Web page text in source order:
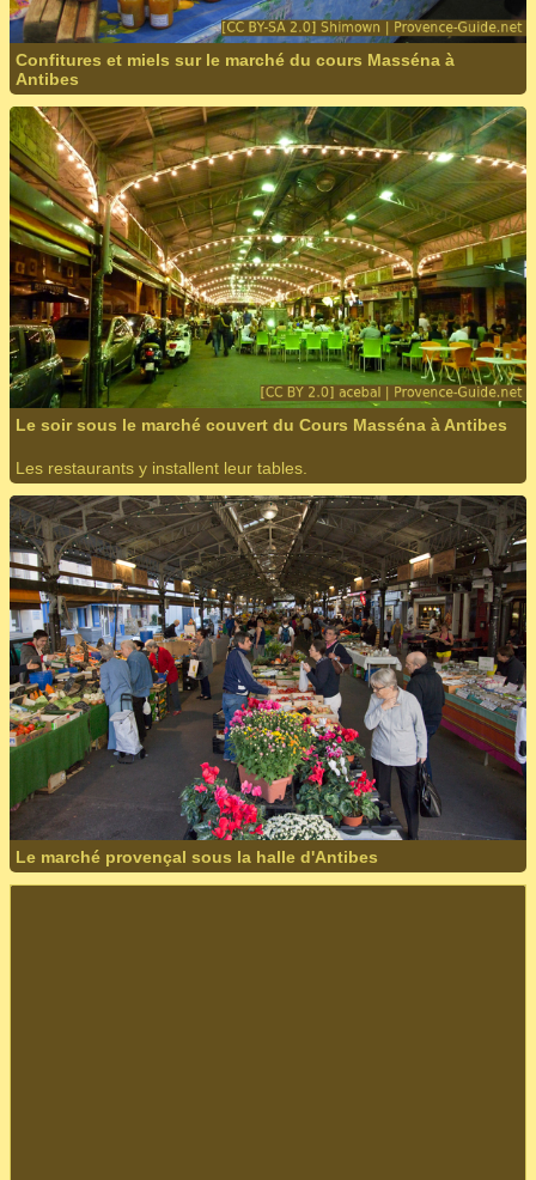
Confitures et miels sur le marché du cours Masséna à
Antibes
Le soir sous le marché couvert du Cours Masséna à Antibes
Les restaurants y installent leur tables.
Le marché provençal sous la halle d'Antibes